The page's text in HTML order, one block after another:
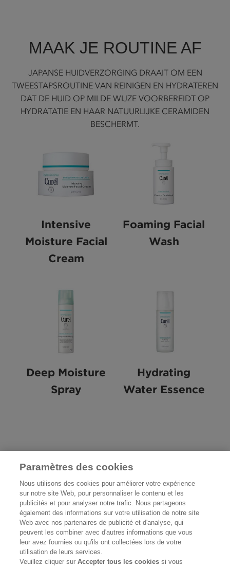
MAAK JE ROUTINE AF
JAPANSE HUIDVERZORGING DRAAIT OM EEN
TWEESTAPSROUTINE VAN REINIGEN EN HYDRATEREN
DAT DE HUID OP MILDE WIJZE VOORBEREIDT OP
HYDRATATIE EN HAAR NATUURLIJKE CERAMIDEN
BESCHERMT.
Intensive
Moisture Facial
Cream
Foaming Facial
Wash
Deep Moisture
Spray
Hydrating
Water Essence
VOLG ONS
Paramètres des cookies
Nous utilisons des cookies pour améliorer votre expérience
sur notre site Web, pour personnaliser le contenu et les
publicités et pour analyser notre trafic. Nous partageons
également des informations sur votre utilisation de notre site
Web avec nos partenaires de publicité et d'analyse, qui
peuvent les combiner avec d'autres informations que vous
leur avez fournies ou qu'ils ont collectées lors de votre
utilisation de leurs services.
Veuillez cliquer surAccepter tous les cookies si vous